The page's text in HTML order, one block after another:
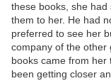
these books, she
them to her. He had
preferred to see her
company of the other
books came from her
been getting closer